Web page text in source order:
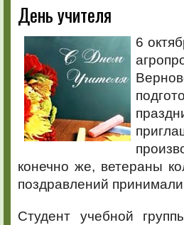
День учителя
6
конечно же, ветераны
поздравлений
Студент учебной